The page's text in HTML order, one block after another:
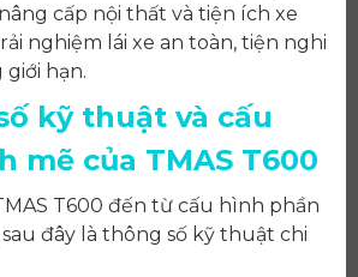
cấp nội thất và tiện ích xe
nghiệm lái xe an toàn, tiện nghi
hạn.
kỹ thuật và cấu
mẽ của TMAS T600
T600 đến từ cấu hình phần
đây là thông số kỹ thuật chi